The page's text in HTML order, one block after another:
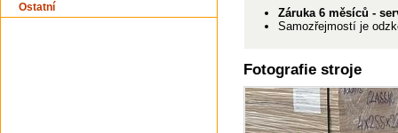
Ostatní
Záruka 6 měsíců -
Samozřejmostí je
Fotografie stroje